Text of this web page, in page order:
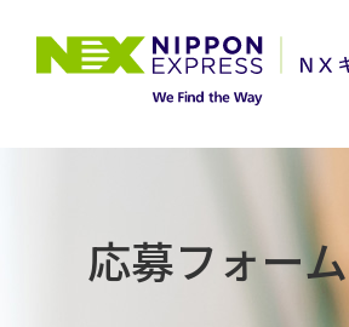
応募フォーム